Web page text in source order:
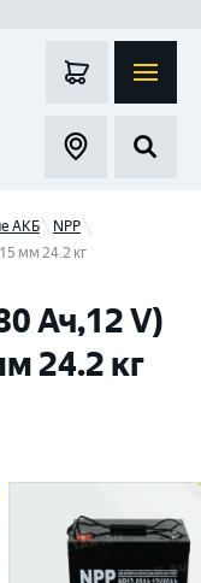
АКБ
NPP
мм 24.2 кг
Ач,12 V)
24.2 кг